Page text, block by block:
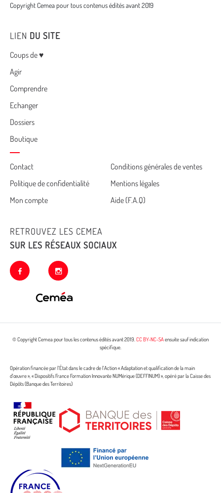
Copyright Cemea pour tous contenus édités avant 2019
LIEN DU SITE
Menu
Coups de ♥
Agir
Comprendre
Echanger
Dossiers
Boutique
Cemea
footer
Contact
Conditions générales de ventes
Politique de confidentialité
Mentions légales
Mon compte
Aide (F.A.Q)
RETROUVEZ LES CEMEA
SUR LES RÉSEAUX SOCIAUX
facebook instagram
© Copyright Cemea pour tous les contenus édités avant 2019.CC BY-NC-SAensuite sauf indication
spécifique.
Opération financée par l’État dans le cadre de l’Action « Adaptation et qualification de la main
d’œuvre », « Dispositifs France Formation Innovante NUMérique (DEFFINUM) », opéré par la Caisse des
Dépôts (Banque des Territoires)